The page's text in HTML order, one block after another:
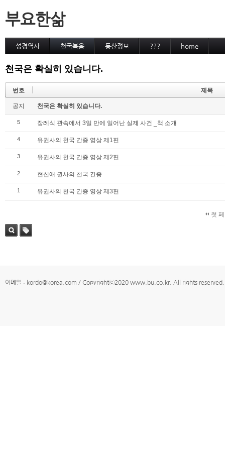
부요한삶
성경역사 천국복음 등산정보 ??? home
천국은 확실히 있습니다.
번호 제목
공지 천국은 확실히 있습니다.
5 장례식 관속에서 3일 만에 일어난 실제 사건 _책 소걔
4 유권사의 천국 간증 영상 제1편
3 유권사의 천국 간증 영상 제2편
2 현신애 권사의 천국 간증
1 유권사의 천국 간증 영상 제3편
첫
이메일 : kordo@korea.com / Copyrightⓒ2020 www.bu.co.kr, All rights reserved.